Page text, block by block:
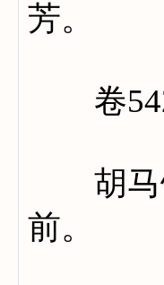
芳。
卷
胡马饮
前。